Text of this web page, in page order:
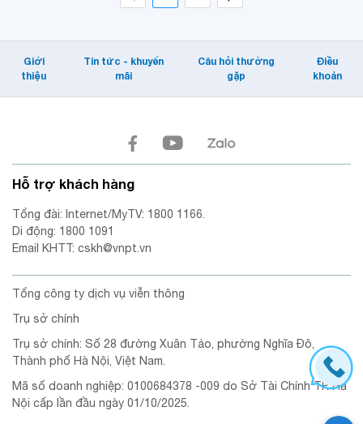
Giới
thiệu
Tin tức - khuyến
mãi
Câu hỏi thường
gặp
Điều
khoản
Hỗ trợ khách hàng
Tổng đài: Internet/MyTV: 1800 1166.
Di động: 1800 1091
Email KHTT: cskh@vnpt.vn
Tổng công ty dịch vụ viễn thông
Trụ sở chính
Trụ sở chính: Số 28 đường Xuân Tảo, phường Nghĩa Đô,
Thành phố Hà Nội, Việt Nam.
Mã số doanh nghiệp: 0100684378 -009 do Sở Tài Chính TP. Hà
Nội cấp lần đầu ngày 01/10/2025.